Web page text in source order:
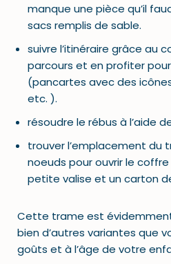
manque une pièce qu’il
sacs remplis de sable.
suivre l’itinéraire grâce au
parcours et en profiter
(pancartes avec des
etc. ).
résoudre le rébus à l’aide
trouver l’emplacement du
noeuds pour ouvrir le
petite valise et un carton
Cette trame est
bien d’autres variantes que
goûts et à l’âge de votre